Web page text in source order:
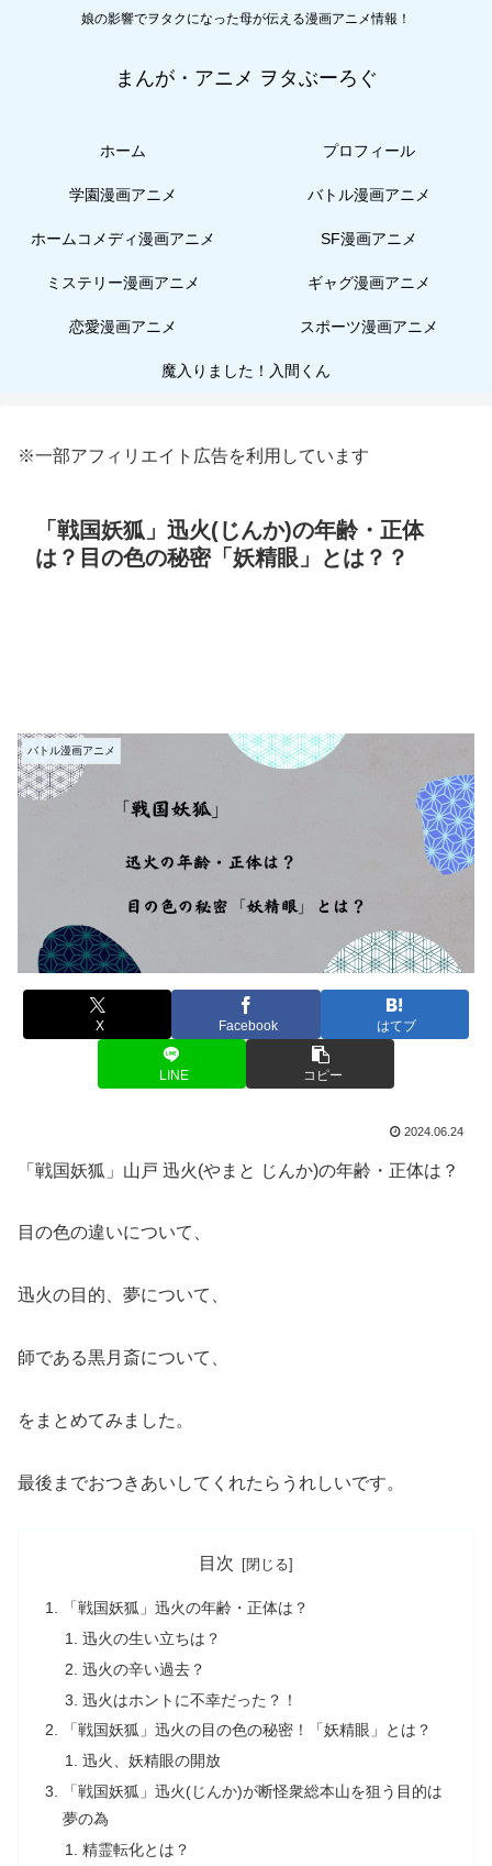
娘の影響でヲタクになった母が伝える漫画アニメ情報！
まんが・アニメ ヲタぶーろぐ
ホーム プロフィール
学園漫画アニメ バトル漫画アニメ
ホームコメディ漫画アニメ SF漫画アニメ
ミステリー漫画アニメ ギャグ漫画アニメ
恋愛漫画アニメ スポーツ漫画アニメ
魔入りました！入間くん
※一部アフィリエイト広告を利用しています
「戦国妖狐」迅火(じんか)の年齢・正体
は？目の色の秘密「妖精眼」とは？？
バトル漫画アニメ
X Facebook はてブ
LINE コピー
2024.06.24
「戦国妖狐」山戸 迅火(やまと じんか)の年齢・正体は？
目の色の違いについて、
迅火の目的、夢について、
師である黒月斎について、
をまとめてみました。
最後までおつきあいしてくれたらうれしいです。
目次
「戦国妖狐」迅火の年齢・正体は？
迅火の生い立ちは？
迅火の辛い過去？
迅火はホントに不幸だった？！
「戦国妖狐」迅火の目の色の秘密！「妖精眼」とは？
迅火、妖精眼の開放
「戦国妖狐」迅火(じんか)が断怪衆総本山を狙う目的は
夢の為
精霊転化とは？